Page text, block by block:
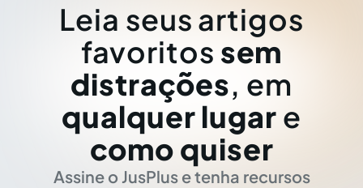
Leia seus artigos
favoritos sem
distrações, em
qualquer lugar e
como quiser
Assine o JusPlus e tenha recursos